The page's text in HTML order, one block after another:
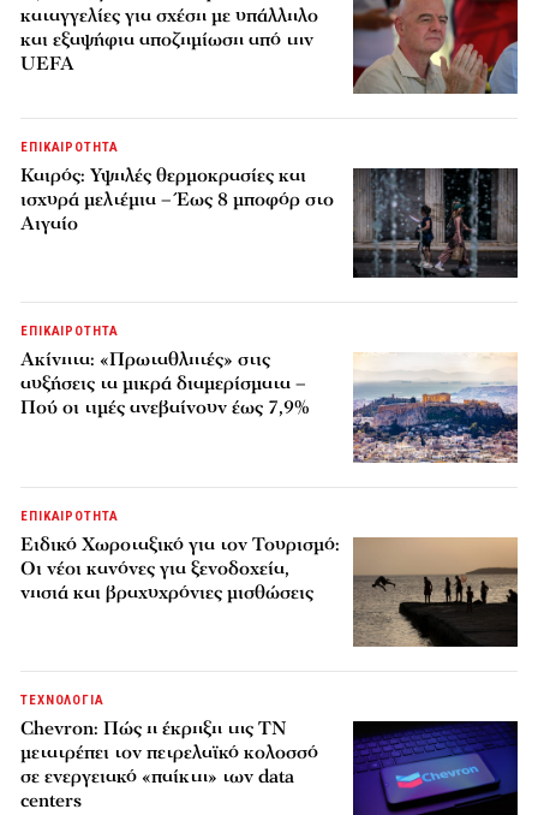
καταγγελίες για σχέση με υπάλληλο
και εξαψήφια αποζημίωση από την
UEFA
ΕΠΙΚΑΙΡΟΤΗΤΑ
Καιρός: Υψηλές θερμοκρασίες και
ισχυρά μελτέμια – Έως 8 μποφόρ στο
Αιγαίο
ΕΠΙΚΑΙΡΟΤΗΤΑ
Ακίνητα: «Πρωταθλητές» στις
αυξήσεις τα μικρά διαμερίσματα –
Πού οι τιμές ανεβαίνουν έως 7,9%
ΕΠΙΚΑΙΡΟΤΗΤΑ
Ειδικό Χωροταξικό για τον Τουρισμό:
Οι νέοι κανόνες για ξενοδοχεία,
νησιά και βραχυχρόνιες μισθώσεις
ΤΕΧΝΟΛΟΓΙΑ
Chevron: Πώς η έκρηξη της ΤΝ
μετατρέπει τον πετρελαϊκό κολοσσό
σε ενεργειακό «παίκτη» των data
centers